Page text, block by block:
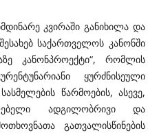
კვირაში განიხილა და
საქართველოს კანონში
კანონპროექტი“, რომლის
ყურძნისეული
წარმოების, ასევე,
ადგილობრივი და
გათვალისწინების